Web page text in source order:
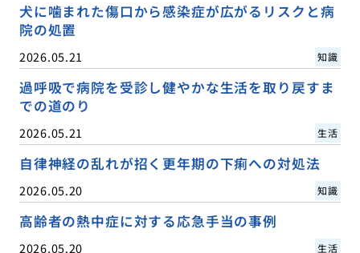
犬に噛まれた傷口から感染症が広がるリスクと病
院の処置
2026.05.21 知識
過呼吸で病院を受診し健やかな生活を取り戻すま
での道のり
2026.05.21 生活
自律神経の乱れが招く更年期の下痢への対処法
2026.05.20 知識
高齢者の熱中症に対する応急手当の事例
2026.05.20 生活